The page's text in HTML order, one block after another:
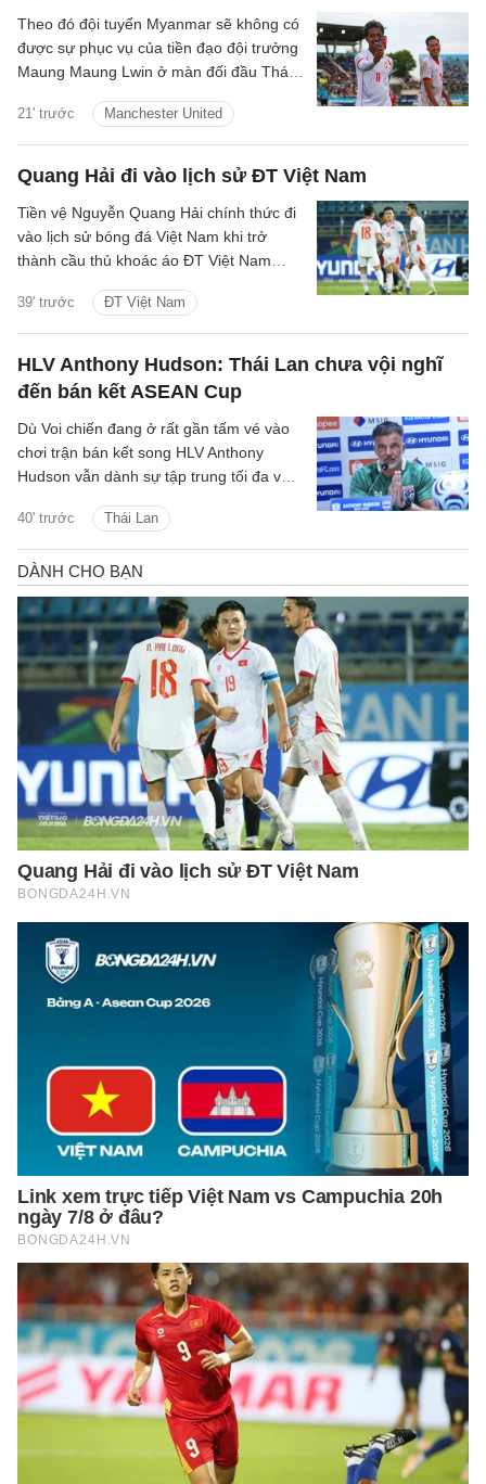
21' trước Manchester United
Theo đó đội tuyển Myanmar sẽ không có
được sự phục vụ của tiền đạo đội trưởng
Maung Maung Lwin ở màn đối đầu Thái
Quang Hải đi vào lịch sử ĐT Việt Nam
39' trước ĐT Việt Nam
Tiền vệ Nguyễn Quang Hải chính thức đi
vào lịch sử bóng đá Việt Nam khi trở
thành cầu thủ khoác áo ĐT Việt Nam
HLV Anthony Hudson: Thái Lan chưa vội nghĩ
đến bán kết ASEAN Cup
40' trước Thái Lan
Dù Voi chiến đang ở rất gần tấm vé vào
chơi trận bán kết song HLV Anthony
Hudson vẫn dành sự tập trung tối đa vào